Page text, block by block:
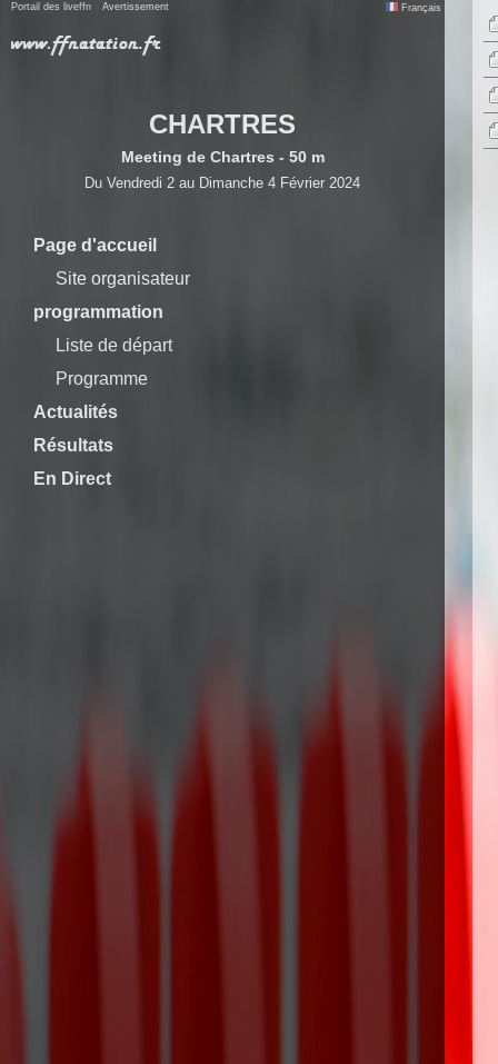
Portail des liveffn Avertissement Français
CHARTRES
Meeting de Chartres - 50 m
Du Vendredi 2 au Dimanche 4 Février 2024
Page d'accueil
Site organisateur
programmation
Liste de départ
Programme
Actualités
Résultats
En Direct